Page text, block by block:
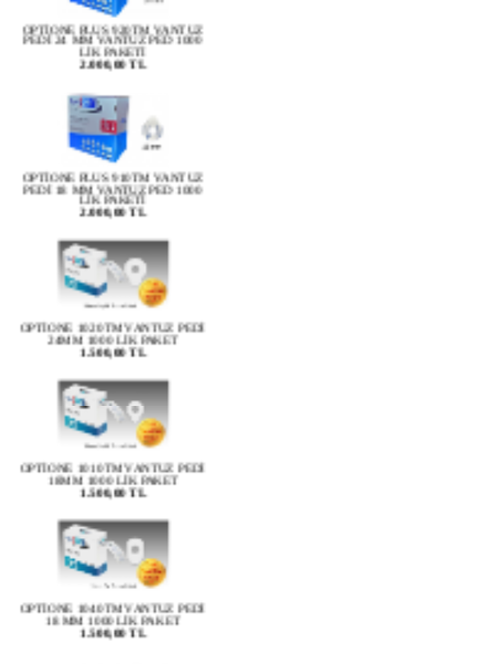
OPTİONE PLUS 920TM VANTUZ
PEDİ 24 MM VANTUZ PED 1000
LİK PAKETİ
2.000,00 TL
OPTİONE PLUS 910TM VANTUZ
PEDİ 18 MM VANTUZ PED 1000
LİK PAKETİ
2.000,00 TL
OPTİONE 1020TM VANTUZ PEDİ
24MM 1000 LİK PAKET
1.500,00 TL
OPTİONE 1010TM VANTUZ PEDİ
18MM 1000 LİK PAKET
1.500,00 TL
OPTİONE 1040TM VANTUZ PEDİ
18 MM 1000 LİK PAKET
1.500,00 TL